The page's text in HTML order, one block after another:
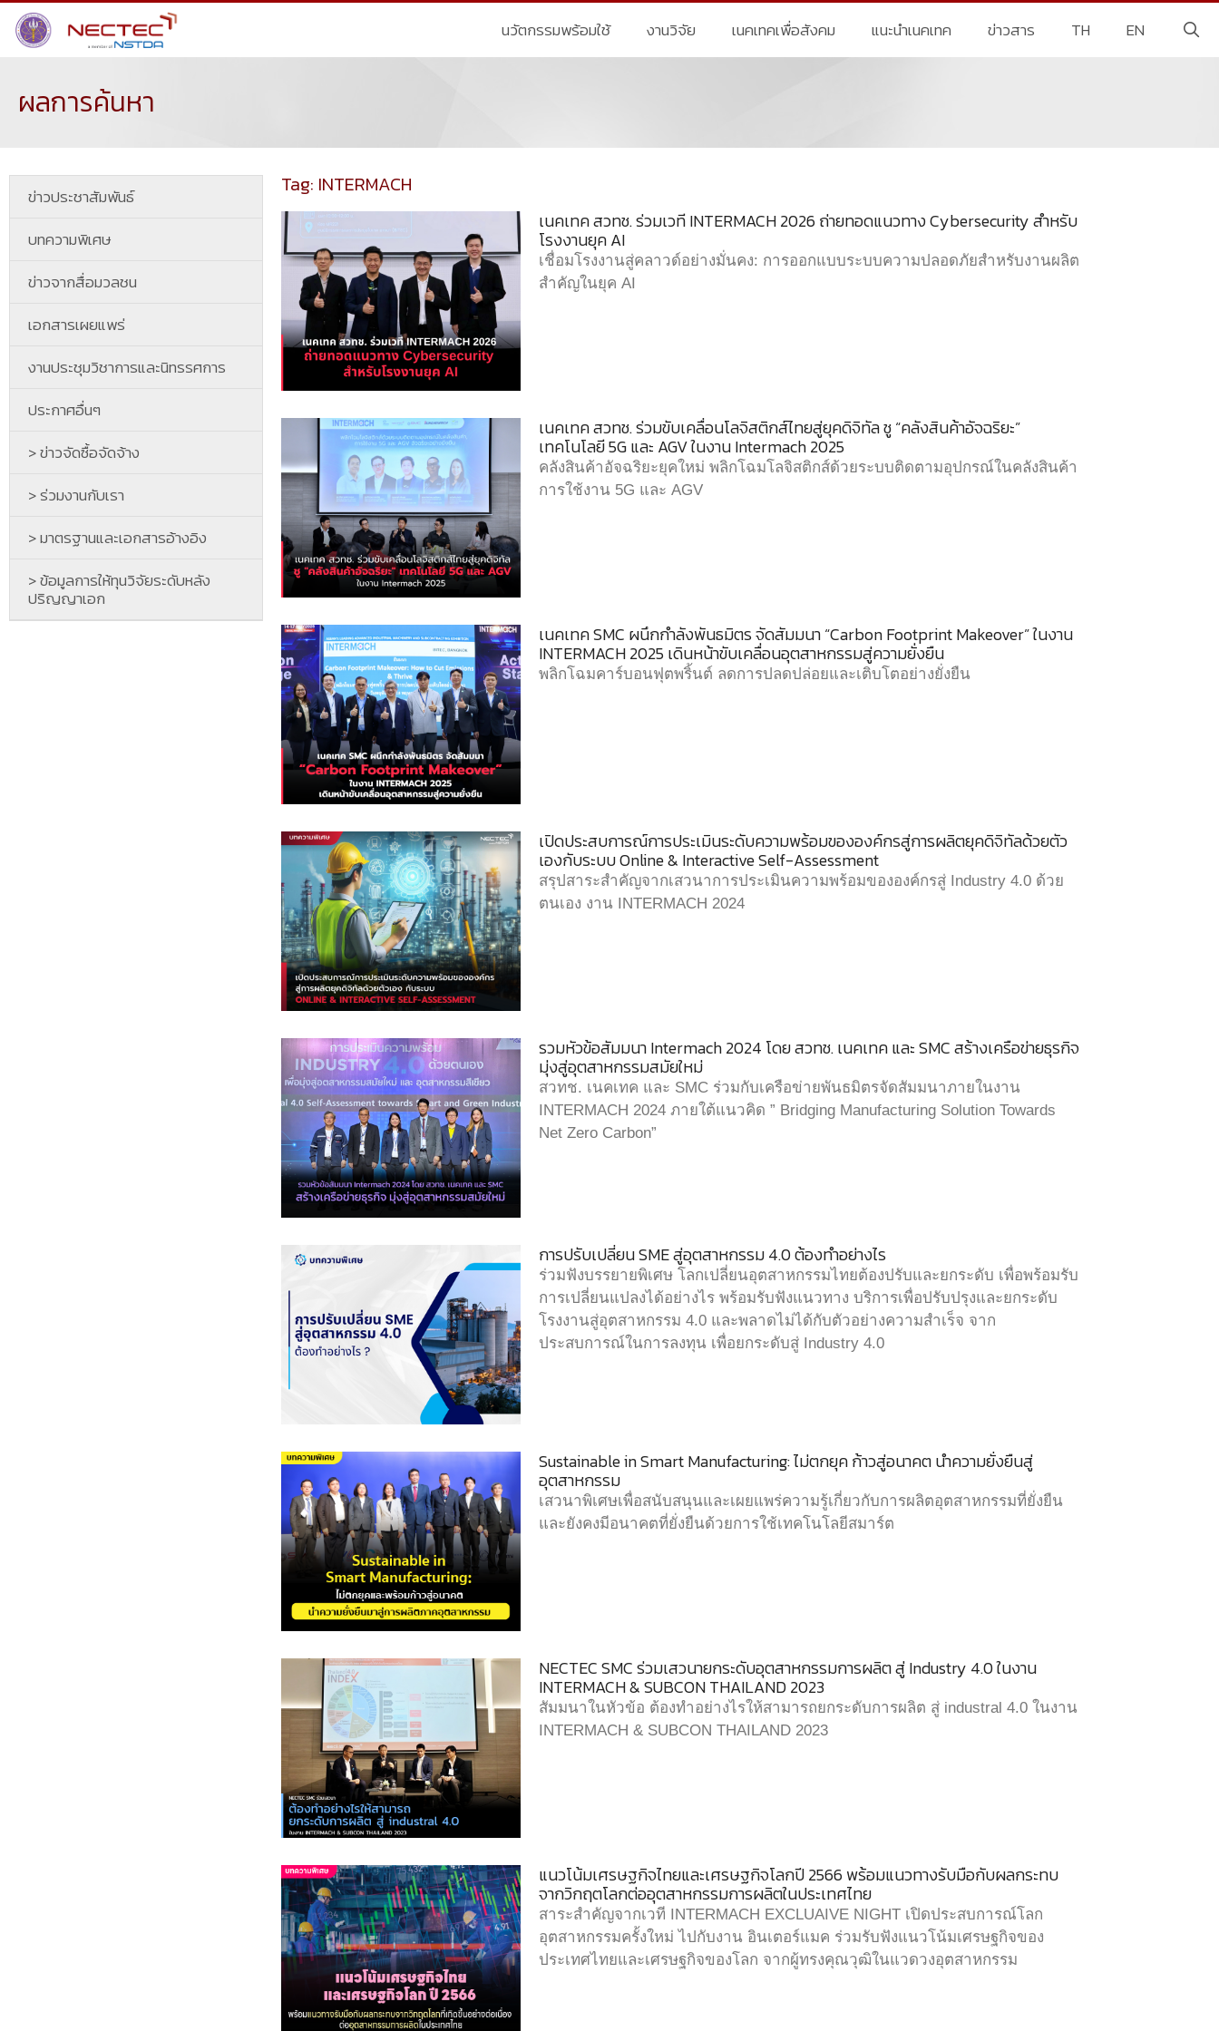
นวัตกรรมพร้อมใช้ งานวิจัย เนคเทคเพื่อสังคม แนะนำเนคเทค ข่าวสาร TH EN
ผลการค้นหา
ข่าวประชาสัมพันธ์
บทความพิเศษ
ข่าวจากสื่อมวลชน
เอกสารเผยแพร่
งานประชุมวิชาการและนิทรรศการ
ประกาศอื่นๆ
> ข่าวจัดซื้อจัดจ้าง
> ร่วมงานกับเรา
> มาตรฐานและเอกสารอ้างอิง
> ข้อมูลการให้ทุนวิจัยระดับหลัง
ปริญญาเอก
Tag: INTERMACH
เนคเทค สวทช. ร่วมเวที INTERMACH 2026 ถ่ายทอดแนวทาง Cybersecurity สำหรับ
โรงงานยุค AI
เชื่อมโรงงานสู่คลาวด์อย่างมั่นคง: การออกแบบระบบความปลอดภัยสำหรับงานผลิต
สำคัญในยุค AI
เนคเทค สวทช. ร่วมขับเคลื่อนโลจิสติกส์ไทยสู่ยุคดิจิทัล ชู “คลังสินค้าอัจฉริยะ”
เทคโนโลยี 5G และ AGV ในงาน Intermach 2025
คลังสินค้าอัจฉริยะยุคใหม่ พลิกโฉมโลจิสติกส์ด้วยระบบติดตามอุปกรณ์ในคลังสินค้า
การใช้งาน 5G และ AGV
เนคเทค SMC ผนึกกำลังพันธมิตร จัดสัมมนา “Carbon Footprint Makeover” ในงาน
INTERMACH 2025 เดินหน้าขับเคลื่อนอุตสาหกรรมสู่ความยั่งยืน
พลิกโฉมคาร์บอนฟุตพริ้นต์ ลดการปลดปล่อยและเติบโตอย่างยั่งยืน
เปิดประสบการณ์การประเมินระดับความพร้อมขององค์กรสู่การผลิตยุคดิจิทัลด้วยตัว
เองกับระบบ Online & Interactive Self-Assessment
สรุปสาระสำคัญจากเสวนาการประเมินความพร้อมขององค์กรสู่ Industry 4.0 ด้วย
ตนเอง งาน INTERMACH 2024
รวมหัวข้อสัมมนา Intermach 2024 โดย สวทช. เนคเทค และ SMC สร้างเครือข่ายธุรกิจ
มุ่งสู่อุตสาหกรรมสมัยใหม่
สวทช. เนคเทค และ SMC ร่วมกับเครือข่ายพันธมิตรจัดสัมมนาภายในงาน
INTERMACH 2024 ภายใต้แนวคิด ” Bridging Manufacturing Solution Towards
Net Zero Carbon”
การปรับเปลี่ยน SME สู่อุตสาหกรรม 4.0 ต้องทำอย่างไร
ร่วมฟังบรรยายพิเศษ โลกเปลี่ยนอุตสาหกรรมไทยต้องปรับและยกระดับ เพื่อพร้อมรับ
การเปลี่ยนแปลงได้อย่างไร พร้อมรับฟังแนวทาง บริการเพื่อปรับปรุงและยกระดับ
โรงงานสู่อุตสาหกรรม 4.0 และพลาดไม่ได้กับตัวอย่างความสำเร็จ จาก
ประสบการณ์ในการลงทุน เพื่อยกระดับสู่ Industry 4.0
Sustainable in Smart Manufacturing: ไม่ตกยุค ก้าวสู่อนาคต นำความยั่งยืนสู่
อุตสาหกรรม
เสวนาพิเศษเพื่อสนับสนุนและเผยแพร่ความรู้เกี่ยวกับการผลิตอุตสาหกรรมที่ยั่งยืน
และยังคงมีอนาคตที่ยั่งยืนด้วยการใช้เทคโนโลยีสมาร์ต
NECTEC SMC ร่วมเสวนายกระดับอุตสาหกรรมการผลิต สู่ Industry 4.0 ในงาน
INTERMACH & SUBCON THAILAND 2023
สัมมนาในหัวข้อ ต้องทำอย่างไรให้สามารถยกระดับการผลิต สู่ industral 4.0 ในงาน
INTERMACH & SUBCON THAILAND 2023
แนวโน้มเศรษฐกิจไทยและเศรษฐกิจโลกปี 2566 พร้อมแนวทางรับมือกับผลกระทบ
จากวิกฤตโลกต่ออุตสาหกรรมการผลิตในประเทศไทย
สาระสำคัญจากเวที INTERMACH EXCLUAIVE NIGHT เปิดประสบการณ์โลก
อุตสาหกรรมครั้งใหม่ ไปกับงาน อินเตอร์แมค ร่วมรับฟังแนวโน้มเศรษฐกิจของ
ประเทศไทยและเศรษฐกิจของโลก จากผู้ทรงคุณวุฒิในแวดวงอุตสาหกรรม